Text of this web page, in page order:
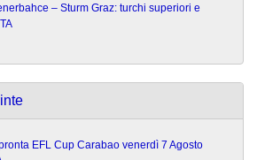
– Sturm Graz: turchi superiori e
EFL Cup Carabao venerdì 7 Agosto